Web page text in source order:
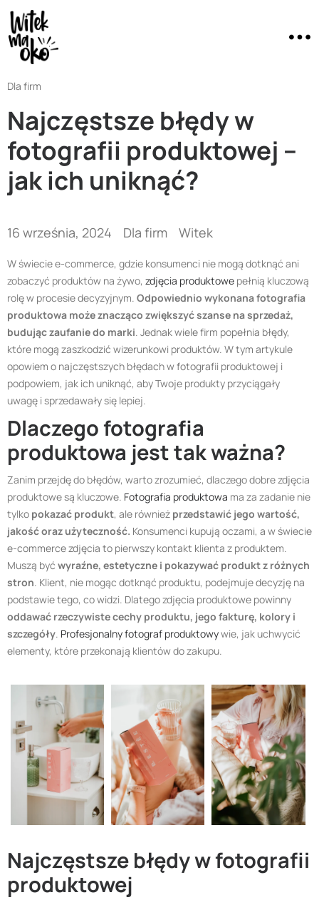
Dla firm
Najczęstsze błędy w
fotografii produktowej –
jak ich uniknąć?
16 września, 2024 Dla firm Witek
W świecie e-commerce, gdzie konsumenci nie mogą dotknąć ani
zobaczyć produktów na żywo, zdjęcia produktowe pełnią kluczową
rolę w procesie decyzyjnym. Odpowiednio wykonana fotografia
produktowa może znacząco zwiększyć szanse na sprzedaż,
budując zaufanie do marki. Jednak wiele firm popełnia błędy,
które mogą zaszkodzić wizerunkowi produktów. W tym artykule
opowiem o najczęstszych błędach w fotografii produktowej i
podpowiem, jak ich uniknąć, aby Twoje produkty przyciągały
uwagę i sprzedawały się lepiej.
Dlaczego fotografia
produktowa jest tak ważna?
Zanim przejdę do błędów, warto zrozumieć, dlaczego dobre zdjęcia
produktowe są kluczowe. Fotografia produktowa ma za zadanie nie
tylko pokazać produkt, ale również przedstawić jego wartość,
jakość oraz użyteczność. Konsumenci kupują oczami, a w świecie
e-commerce zdjęcia to pierwszy kontakt klienta z produktem.
Muszą być wyraźne, estetyczne i pokazywać produkt z różnych
stron. Klient, nie mogąc dotknąć produktu, podejmuje decyzję na
podstawie tego, co widzi. Dlatego zdjęcia produktowe powinny
oddawać rzeczywiste cechy produktu, jego fakturę, kolory i
szczegóły. Profesjonalny fotograf produktowywie, jak uchwycić
elementy, które przekonają klientów do zakupu.
Najczęstsze błędy w fotografii
produktowej